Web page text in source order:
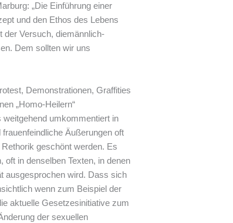
„Die Einführung einer
und den Ethos des Lebens
der Versuch, diemännlich-
Dem sollten wir uns
Demonstrationen, Graffities
„Homo-Heilern“
umkommentiert in
Äußerungen oft
geschönt werden. Es
in denselben Texten, in denen
ausgesprochen wird. Dass sich
wenn zum Beispiel der
aktuelle Gesetzesinitiative zum
der sexuellen